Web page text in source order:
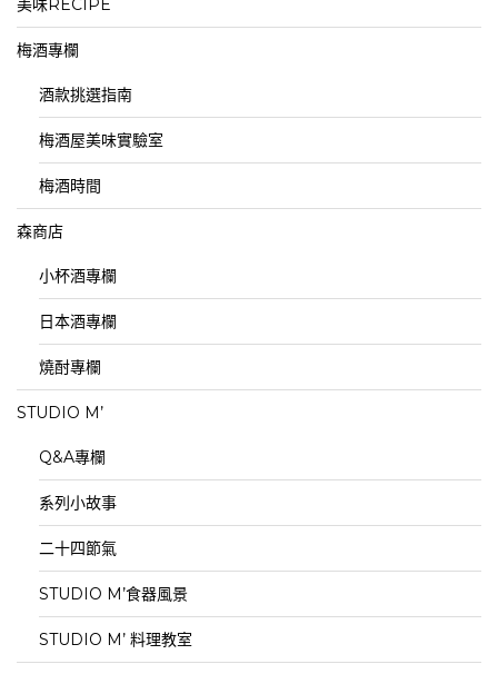
美味RECIPE
梅酒專欄
酒款挑選指南
梅酒屋美味實驗室
梅酒時間
森商店
小杯酒專欄
日本酒專欄
燒酎專欄
STUDIO M’
Q&A專欄
系列小故事
二十四節氣
STUDIO M’食器風景
STUDIO M’ 料理教室